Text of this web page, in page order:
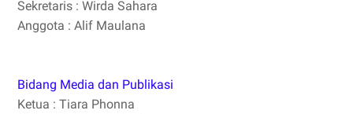
Sekretaris : Wirda Sahara
Anggota : Alif Maulana
Bidang Media dan Publikasi
Ketua : Tiara Phonna